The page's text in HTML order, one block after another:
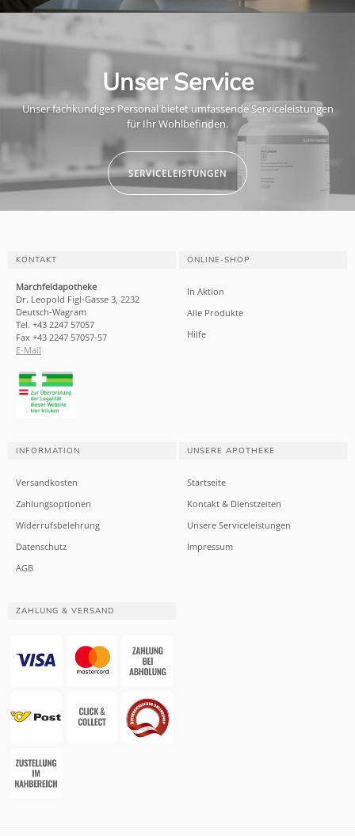
Unser Service
Unser fachkundiges Personal bietet umfassende Serviceleistungen
für Ihr Wohlbefinden.
SERVICELEISTUNGEN
KONTAKT
Marchfeldapotheke
Dr. Leopold Figl-Gasse 3, 2232
Deutsch-Wagram
Tel. +43 2247 57057
Fax +43 2247 57057-57
E-Mail
ONLINE-SHOP
In Aktion
Alle Produkte
Hilfe
INFORMATION
Versandkosten
Zahlungsoptionen
Widerrufsbelehrung
Datenschutz
AGB
UNSERE APOTHEKE
Startseite
Kontakt & Dienstzeiten
Unsere Serviceleistungen
Impressum
ZAHLUNG & VERSAND